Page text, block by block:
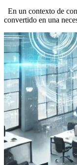
En un contexto de
convertido en una